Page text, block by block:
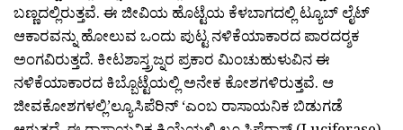
ಬಣ್ಣದಲ್ಲಿರುತ್ತವೆ. ಈ ಜೀವಿಯ ಹೊಟ್ಟೆಯ ಕೆಳಬಾಗದಲ್ಲಿ ಟ್ಯೂಬ್ ಲೈಟ್
ಆಕಾರವನ್ನು ಹೋಲುವ ಒಂದು ಪುಟ್ಟ ನಳಿಕೆಯಾಕಾರದ ಪಾರದರ‍್ಶಕ
ಅಂಗವಿರುತ್ತದೆ. ಕೀಟಶಾಸ್ತ್ರಜ್ನರ ಪ್ರಕಾರ ಮಿಂಚುಹುಳುವಿನ ಈ
ನಳಿಕೆಯಾಕಾರದ ಕಿಬ್ಬೊಟ್ಟೆಯಲ್ಲಿ ಅನೇಕ ಕೋಶಗಳಿರುತ್ತವೆ. ಆ
ಜೀವಕೋಶಗಳಲ್ಲಿ’ಲ್ಯೂಸಿಪೆರಿನ್ ‘ಎಂಬ ರಾಸಾಯನಿಕ ಬಿಡುಗಡೆ